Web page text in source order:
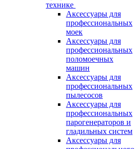
технике
Аксессуары для
профессиональных
моек
Аксессуары для
профессиональных
поломоечных
машин
Аксессуары для
профессиональных
пылесосов
Аксессуары для
профессиональных
парогенераторов и
гладильных систем
Аксессуары для